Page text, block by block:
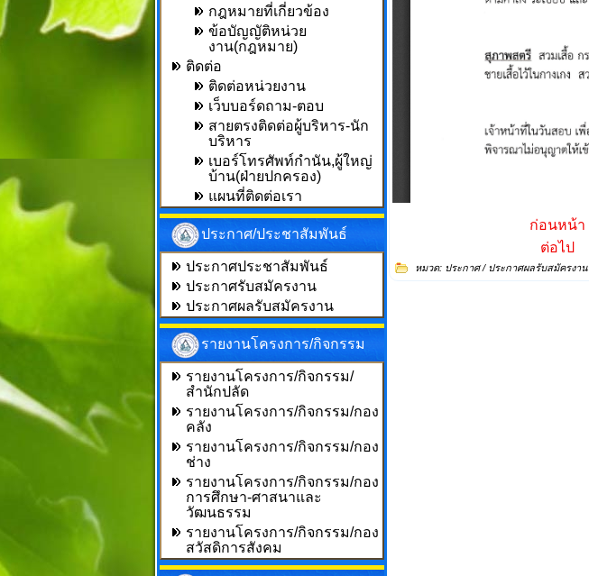
กฎหมายที่เกี่ยวข้อง
ข้อบัญญัติหน่วย
งาน(กฎหมาย)
ติดต่อ
ติดต่อหน่วยงาน
เว็บบอร์ดถาม-ตอบ
สายตรงติดต่อผู้บริหาร-นัก
บริหาร
เบอร์โทรศัพท์กำนัน,ผู้ใหญ่
บ้าน(ฝ่ายปกครอง)
แผนที่ติดต่อเรา
ประกาศ/ประชาสัมพันธ์
ประกาศประชาสัมพันธ์
ประกาศรับสมัครงาน
ประกาศผลรับสมัครงาน
รายงานโครงการ/กิจกรรม
รายงานโครงการ/กิจกรรม/
สำนักปลัด
รายงานโครงการ/กิจกรรม/กอง
คลัง
รายงานโครงการ/กิจกรรม/กอง
ช่าง
รายงานโครงการ/กิจกรรม/กอง
การศึกษา-ศาสนาและ
วัฒนธรรม
รายงานโครงการ/กิจกรรม/กอง
สวัสดิการสังคม
ก่อนหน้า
ต่อไป
หมวด: ประกาศ/ ประกาศผลรับสมัครงาน